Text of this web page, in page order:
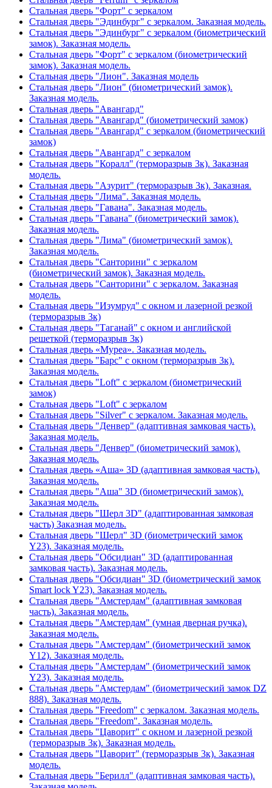
Стальная дверь "Форт" с зеркалом
Стальная дверь "Эдинбург" с зеркалом. Заказная модель.
Стальная дверь "Эдинбург" с зеркалом (биометрический
замок). Заказная модель.
Стальная дверь "Форт" с зеркалом (биометрический
замок). Заказная модель.
Стальная дверь "Лион". Заказная модель
Стальная дверь "Лион" (биометрический замок).
Заказная модель.
Стальная дверь "Авангард"
Стальная дверь "Авангард" (биометрический замок)
Стальная дверь "Авангард" с зеркалом (биометрический
замок)
Стальная дверь "Авангард" с зеркалом
Стальная дверь "Коралл" (терморазрыв 3к). Заказная
модель.
Стальная дверь "Азурит" (терморазрыв 3к). Заказная.
Стальная дверь "Лима". Заказная модель.
Стальная дверь "Гавана". Заказная модель.
Стальная дверь "Гавана" (биометрический замок).
Заказная модель.
Стальная дверь "Лима" (биометрический замок).
Заказная модель.
Стальная дверь "Санторини" с зеркалом
(биометрический замок). Заказная модель.
Стальная дверь "Санторини" с зеркалом. Заказная
модель.
Стальная дверь "Изумруд" с окном и лазерной резкой
(терморазрыв 3к)
Стальная дверь "Таганай" с окном и английской
решеткой (терморазрыв 3к)
Стальная дверь «Муреа». Заказная модель.
Стальная дверь "Барс" с окном (терморазрыв 3к).
Заказная модель.
Стальная дверь "Loft" с зеркалом (биометрический
замок)
Стальная дверь "Loft" с зеркалом
Стальная дверь "Silver" с зеркалом. Заказная модель.
Стальная дверь "Денвер" (адаптивная замковая часть).
Заказная модель.
Стальная дверь "Денвер" (биометрический замок).
Заказная модель.
Стальная дверь «Аша» 3D (адаптивная замковая часть).
Заказная модель.
Стальная дверь "Аша" 3D (биометрический замок).
Заказная модель.
Стальная дверь "Шерл 3D" (адаптированная замковая
часть) Заказная модель.
Стальная дверь "Шерл" 3D (биометрический замок
Y23). Заказная модель.
Стальная дверь "Обсидиан" 3D (адаптированная
замковая часть). Заказная модель.
Стальная дверь "Обсидиан" 3D (биометрический замок
Smart lock Y23). Заказная модель.
Стальная дверь "Амстердам" (адаптивная замковая
часть). Заказная модель.
Стальная дверь "Амстердам" (умная дверная ручка).
Заказная модель.
Стальная дверь "Амстердам" (биометрический замок
Y12). Заказная модель.
Стальная дверь "Амстердам" (биометрический замок
Y23). Заказная модель.
Стальная дверь "Амстердам" (биометрический замок DZ
888). Заказная модель.
Стальная дверь "Freedom" с зеркалом. Заказная модель.
Стальная дверь "Freedom". Заказная модель.
Стальная дверь "Цаворит" с окном и лазерной резкой
(терморазрыв 3к). Заказная модель.
Стальная дверь "Цаворит" (терморазрыв 3к). Заказная
модель.
Стальная дверь "Берилл" (адаптивная замковая часть).